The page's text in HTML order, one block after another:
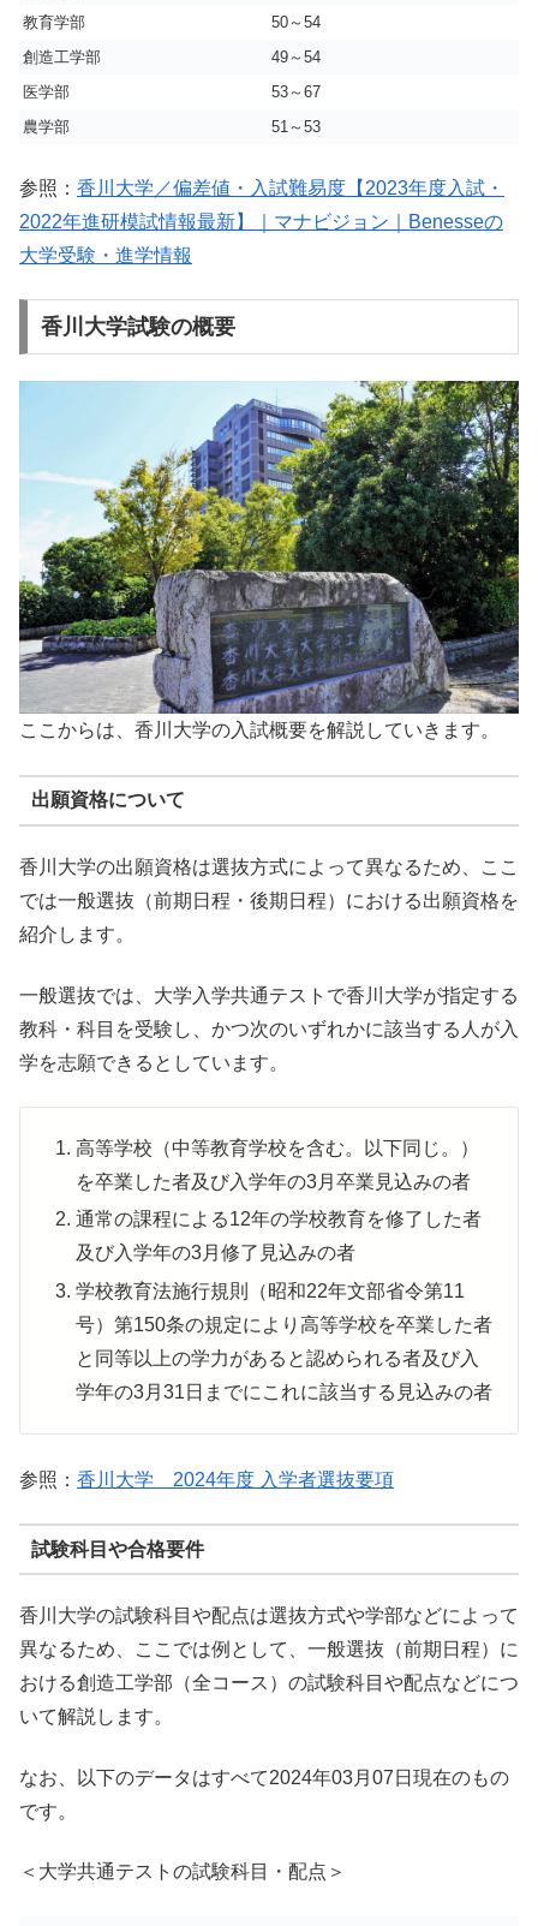
教育学部
50～54
創造工学部
49～54
医学部
53～67
農学部
51～53
参照： 香川大学／偏差値・入試難易度【2023年度入試・
2022年進研模試情報最新】｜マナビジョン｜Benesseの
大学受験・進学情報
香川大学試験の概要
ここからは、香川大学の入試概要を解説していきます。
出願資格について
香川大学の出願資格は選抜方式によって異なるため、ここ
では一般選抜（前期日程・後期日程）における出願資格を
紹介します。
一般選抜では、大学入学共通テストで香川大学が指定する
教科・科目を受験し、かつ次のいずれかに該当する人が入
学を志願できるとしています。
高等学校（中等教育学校を含む。以下同じ。）
を卒業した者及び入学年の3月卒業見込みの者
通常の課程による12年の学校教育を修了した者
及び入学年の3月修了見込みの者
学校教育法施行規則（昭和22年文部省令第11
号）第150条の規定により高等学校を卒業した者
と同等以上の学力があると認められる者及び入
学年の3月31日までにこれに該当する見込みの者
参照： 香川大学 2024年度 入学者選抜要項
試験科目や合格要件
香川大学の試験科目や配点は選抜方式や学部などによって
異なるため、ここでは例として、一般選抜（前期日程）に
おける創造工学部（全コース）の試験科目や配点などにつ
いて解説します。
なお、以下のデータはすべて2024年03月07日現在のもの
です。
＜大学共通テストの試験科目・配点＞